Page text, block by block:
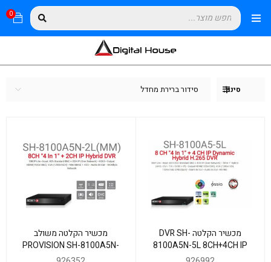
0
סינון סידור ברירת מחדל
מכשיר הקלטה DVR SH-
8100A5N-5L 8CH+4CH IP
AUDIO IN/OUT
מכשיר הקלטה משולב
PROVISION SH-8100A5N-
2L MM 1TB 8AHD+2IP